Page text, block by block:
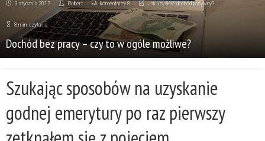
3 stycznia 2017 Robert komentarzy 8 Jak uzyskać dochód pasywny?
8 min. czytania
Dochód bez pracy – czy to w ogóle możliwe?
Szukając sposobów na uzyskanie
godnej emerytury po raz pierwszy